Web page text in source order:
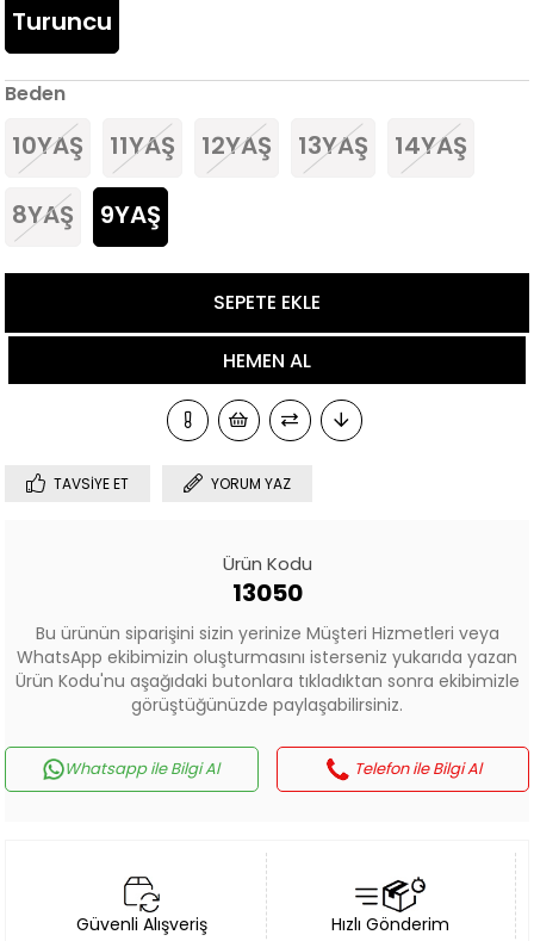
Turuncu
Beden
10YAŞ 11YAŞ 12YAŞ 13YAŞ 14YAŞ
8YAŞ 9YAŞ
TAVSIYE ET YORUM YAZ
Ürün Kodu
13050
Bu ürünün siparişini sizin yerinize Müşteri Hizmetleri veya
WhatsApp ekibimizin oluşturmasını isterseniz yukarıda yazan
Ürün Kodu'nu aşağıdaki butonlara tıkladıktan sonra ekibimizle
görüştüğünüzde paylaşabilirsiniz.
Whatsapp ile Bilgi Al Telefon ile Bilgi Al
Güvenli Alışveriş Hızlı Gönderim